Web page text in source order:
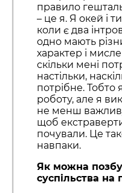
правило
– це я. Я окей і
коли є два
одно мають
характер і
скільки мені
настільки,
потрібне. Тобто
роботу, але я
не менш
щоб
почували. Це
навпаки.
Як можна
суспільства на